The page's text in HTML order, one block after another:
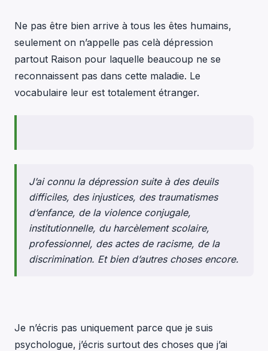
Ne pas être bien arrive à tous les êtes humains,
seulement on n’appelle pas celà dépression
partout Raison pour laquelle beaucoup ne se
reconnaissent pas dans cette maladie. Le
vocabulaire leur est totalement étranger.
J’ai connu la dépression suite à des deuils
difficiles, des injustices, des traumatismes
d’enfance, de la violence conjugale,
institutionnelle, du harcèlement scolaire,
professionnel, des actes de racisme, de la
discrimination. Et bien d’autres choses encore.
Je n’écris pas uniquement parce que je suis
psychologue, j’écris surtout des choses que j’ai